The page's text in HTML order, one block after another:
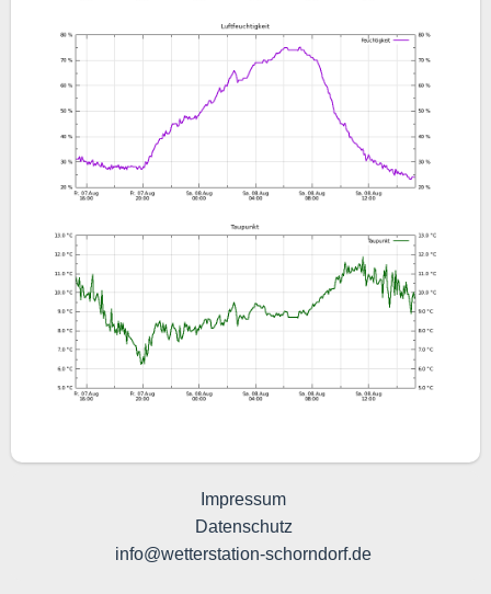
Impressum
Datenschutz
info@wetterstation-schorndorf.de